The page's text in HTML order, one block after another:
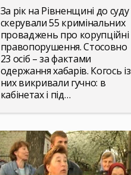
За рік на Рівненщині до суду
скерували 55 кримінальних
проваджень про корупційні
правопорушення. Стосовно
23 осіб – за фактами
одержання хабарів. Когось із
них викривали гучно: в
кабінетах і під…